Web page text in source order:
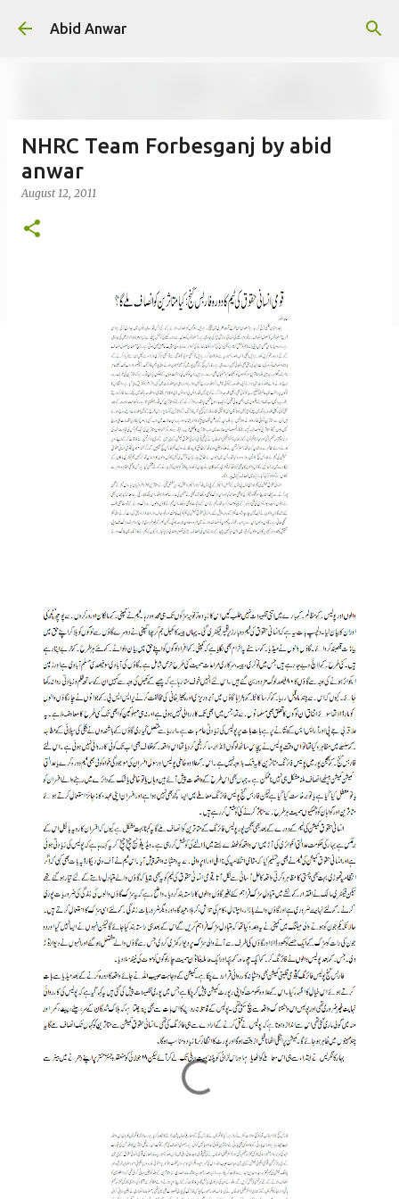
Abid Anwar
NHRC Team Forbesganj by abid
anwar
August 12, 2011